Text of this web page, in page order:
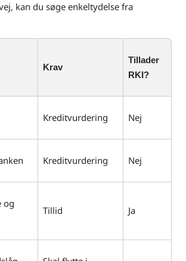
kan du søge enkeltydelse fra
Krav
Tillader
RKI?
Kreditvurdering Nej
Kreditvurdering Nej
og
Tillid Ja